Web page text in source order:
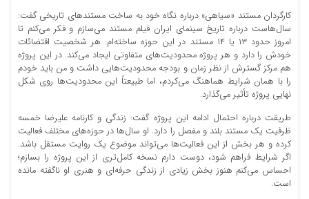
کارگردان مستند «سیاهی» درباره نگاه خود به ساخت مستندهای تاریخی گفت:
سال‌هاست درباره تاریخ سینمای ایران فیلم مستند می‌سازم و فکر می‌کنم تا
امروز حدود ۱۳ یا ۱۴ مستند در این حوزه ساخته‌ام. هر شخصیت اقتضائات
خودش را دارد و هر پروژه محدودیت‌های متفاوتی ایجاد می‌کند. در این پروژه
هم مرکز گسترش از نظر زمان و بودجه محدودیت‌هایی داشت و من باید خودم
را با همان شرایط هماهنگ می‌کردم، اما طبیعتاً این محدودیت‌ها روی شکل
نهایی پروژه تأثیر می‌گذارد.
طریقت درباره احتمال ادامه این پروژه گفت: زندگی و کارنامه علیرضا خمسه
ظرفیت یک مستند بلند و مفصل را دارد. او سال‌ها در حوزه‌های مختلف فعالیت
کرده‌ و هر بخش از این فعالیت‌ها می‌تواند موضوع یک روایت مستقل باشد.
اگر شرایط فراهم شود، دوست دارم نسخه کامل‌تری از این پروژه را بسازم؛
احساس می‌کنم هنوز بخش زیادی از زندگی حرفه‌ای و هنری او ناگفته مانده
است.